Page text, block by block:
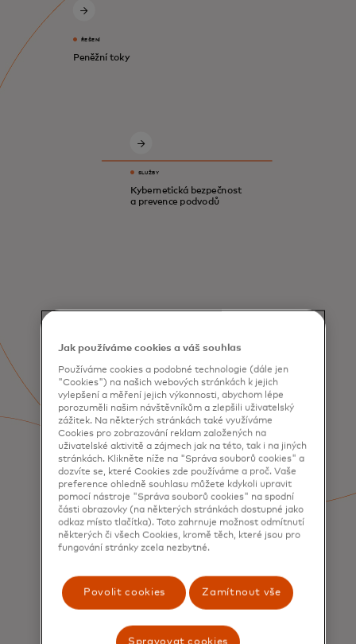
ŘEŠENÍ
Peněžní toky
SLUŽBY
Kybernetická bezpečnost
a prevence podvodů
Získávání a zapojení
Jak používáme cookies a váš souhlas
Používáme cookies a podobné technologie (dále jen
"Cookies") na našich webových stránkách k jejich
vylepšení a měření jejich výkonnosti, abychom lépe
porozuměli našim návštěvníkům a zlepšili uživatelský
zážitek. Na některých stránkách také využíváme
Cookies pro zobrazování reklam založených na
uživatelské aktivitě a zájmech jak na této, tak i na jiných
stránkách. Klikněte níže na "Správa souborů cookies" a
dozvíte se, které Cookies zde používáme a proč. Vaše
preference ohledně souhlasu můžete kdykoli upravit
pomocí nástroje "Správa souborů cookies" na spodní
části obrazovky (na některých stránkách dostupné jako
odkaz místo tlačítka). Toto zahrnuje možnost odmítnutí
některých či všech Cookies, kromě těch, které jsou pro
fungování stránky zcela nezbytné.
Povolit cookies Zamítnout vše
Spravovat cookies